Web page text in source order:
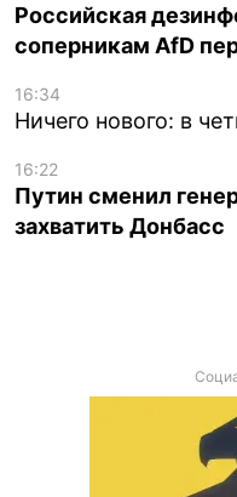
Российская
соперникам AfD
16:34
Ничего нового: в
16:22
Путин сменил
захватить Донбасс